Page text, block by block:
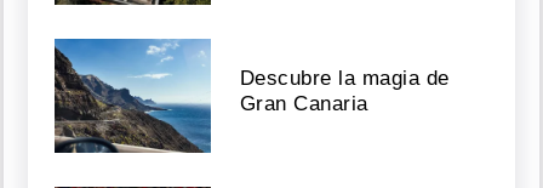
Descubre la magia de
Gran Canaria